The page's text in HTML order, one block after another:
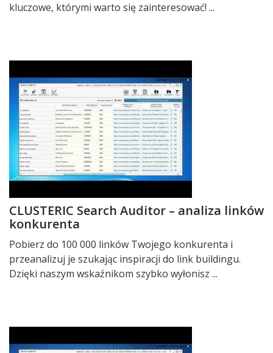
kluczowe, którymi warto się zainteresować! ...
CLUSTERIC Search Auditor – analiza linków
konkurenta
Pobierz do 100 000 linków Twojego konkurenta i
przeanalizuj je szukając inspiracji do link buildingu.
Dzięki naszym wskaźnikom szybko wyłonisz ...